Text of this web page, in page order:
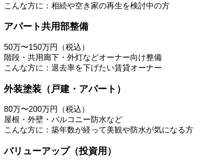
こんな方に：相続や空き家の再生を検討中の方
アパート共用部整備
50万〜150万円（税込）
階段・共用廊下・外灯などオーナー向け整備
こんな方に：退去率を下げたい賃貸オーナー
外装塗装（戸建・アパート）
80万〜200万円（税込）
屋根・外壁・バルコニー防水など
こんな方に：築年数が経って美観や防水が気になる方
バリューアップ（投資用）